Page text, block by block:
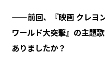
――前回、『映画 クレヨ
ワールド大突撃』の主題
ありましたか？